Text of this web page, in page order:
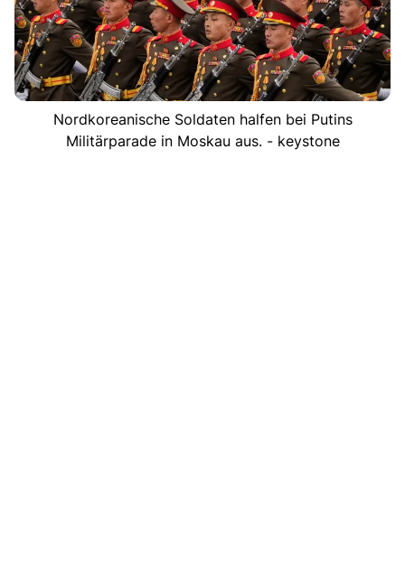
Nordkoreanische Soldaten halfen bei Putins
Militärparade in Moskau aus. - keystone